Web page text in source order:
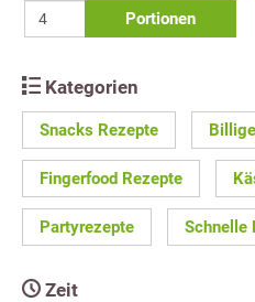
Portionen
Kategorien
Snacks Rezepte
Fingerfood Rezepte
Partyrezepte Schnelle
Zeit